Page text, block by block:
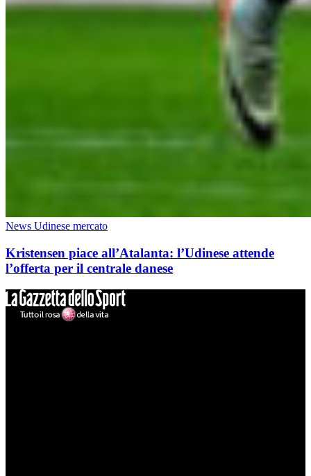
News Udinese mercato
Kristensen piace all’Atalanta: l’Udinese attende
l’offerta per il centrale danese